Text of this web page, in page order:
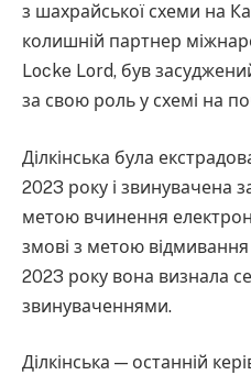
з шахрайської схеми на
колишній партнер
Locke Lord, був
за свою роль у схемі на
Ділкінська була
2023 року і звинувачена
метою вчинення
змові з метою
2023 року вона визнала
звинуваченнями.
Ділкінська — останній